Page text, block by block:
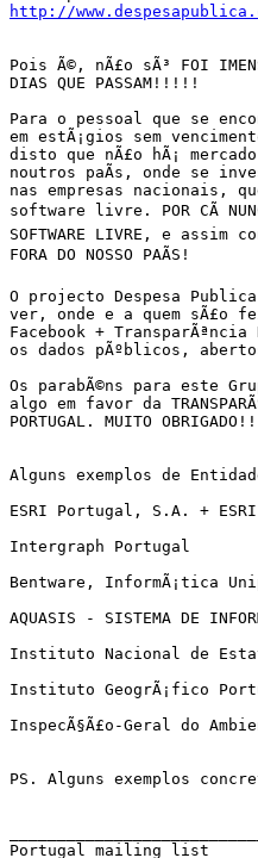
http://
Pois Ã©, nÃ£o sÃ³ FOI
DIAS QUE PASSAM!!!!!
Para o pessoal que se
em estÃ¡gios sem
disto que nÃ£o hÃ¡
noutros paÃ­s, onde se
nas empresas nacionais,
software livre. POR CÃ
SOFTWARE LIVRE, e assim
FORA DO NOSSO PAÃS!
O projecto Despesa Publica
ver, onde e a quem sÃ£o
Facebook +
os dados pÃºblicos,
Os parabÃ©ns para este
algo em favor da
PORTUGAL. MUITO
Alguns exemplos de
ESRI Portugal, S.A. + ESRI
Intergraph Portugal
Bentware, InformÃ¡tica
AQUASIS - SISTEMA DE
Instituto Nacional de
Instituto GeogrÃ¡fico
InspecÃ§Ã£o-Geral do
PS. Alguns exemplos